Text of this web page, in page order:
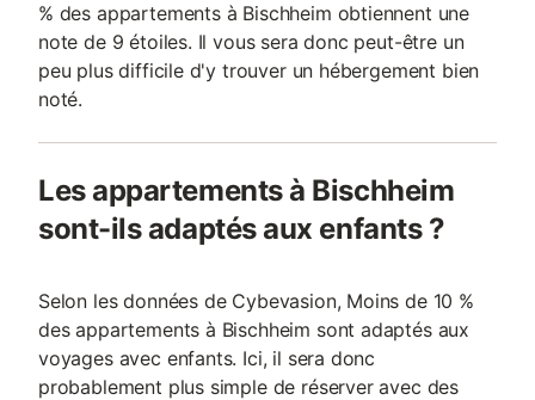
% des appartements à Bischheim obtiennent une
note de 9 étoiles. Il vous sera donc peut-être un
peu plus difficile d'y trouver un hébergement bien
noté.
Les appartements à Bischheim
sont-ils adaptés aux enfants ?
Selon les données de Cybevasion, Moins de 10 %
des appartements à Bischheim sont adaptés aux
voyages avec enfants. Ici, il sera donc
probablement plus simple de réserver avec des